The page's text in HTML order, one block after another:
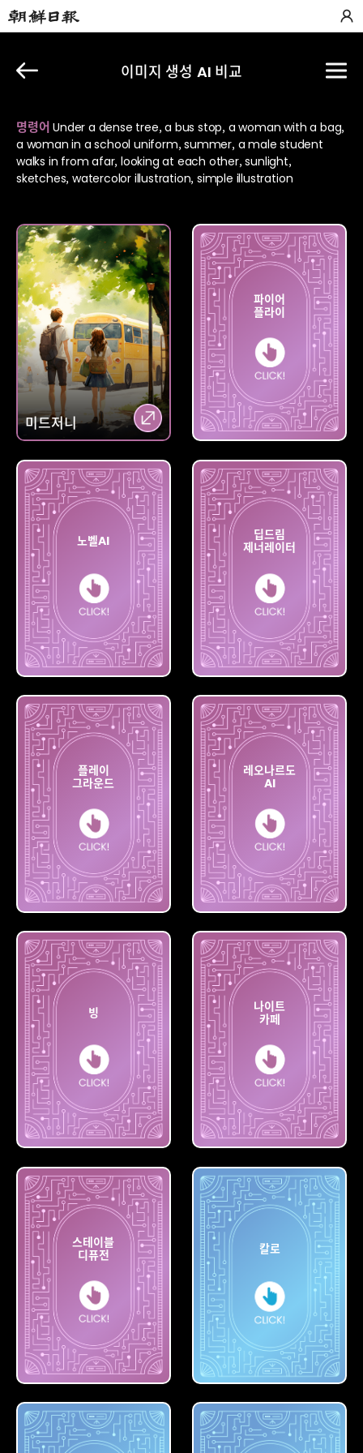
이미지 생성 AI 비교
명령어 Under a dense tree, a bus stop, a woman with a bag,
a woman in a school uniform, summer, a male student
walks in from afar, looking at each other, sunlight,
sketches, watercolor illustration, simple illustration
미드저니
미드저니
파이어
플라이
파이어
플라이
노벨AI
노벨AI
딥드림
제너레이터
딥드림
제너레이터
플레이
그라운드
플레이
그라운드
레오나르도
AI
레오나르도
AI
빙
빙
나이트카페
나이트
카페
스테이블
디퓨전
스테이블
디퓨전
칼로
칼로